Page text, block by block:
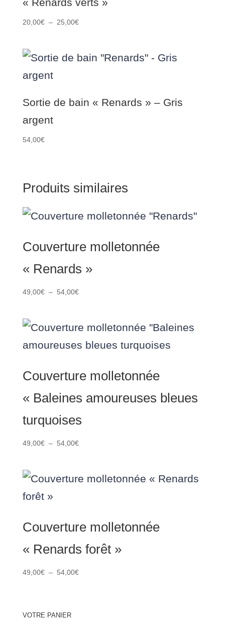
20,00€ – 25,00€Plage
20,00€
Sortie de bain « Renards » – Gris
argent
54,00€
Produits similaires
Couverture molletonnée
« Renards »
49,00€ – 54,00€Plage
49,00€
54,00€
Couverture molletonnée
« Baleines amoureuses bleues
turquoises
49,00€ – 54,00€Plage
49,00€
Couverture molletonnée
« Renards forêt »
49,00€ – 54,00€Plage
VOTRE PANIER